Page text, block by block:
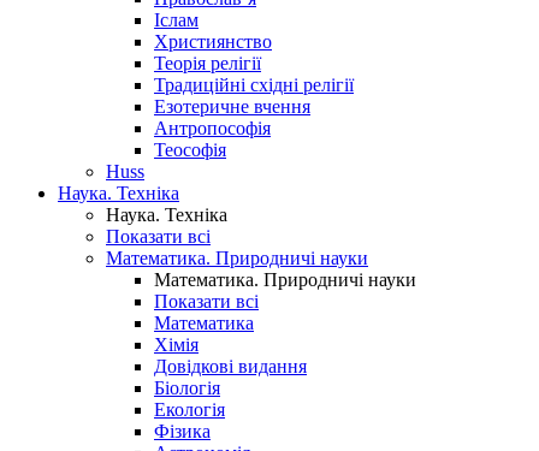
Іслам
Християнство
Теорія релігії
Традиційні східні релігії
Езотеричне вчення
Антропософія
Теософія
Huss
Наука. Техніка
Наука. Техніка
Показати всі
Математика. Природничі науки
Математика. Природничі науки
Показати всі
Математика
Хімія
Довідкові видання
Біологія
Екологія
Фізика